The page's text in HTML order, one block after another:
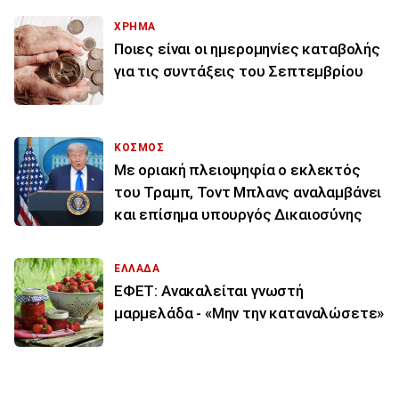
ΧΡΗΜΑ
Ποιες είναι οι ημερομηνίες καταβολής
για τις συντάξεις του Σεπτεμβρίου
ΚΟΣΜΟΣ
Με οριακή πλειοψηφία ο εκλεκτός
του Τραμπ, Τοντ Μπλανς αναλαμβάνει
και επίσημα υπουργός Δικαιοσύνης
ΕΛΛΑΔΑ
ΕΦΕΤ: Ανακαλείται γνωστή
μαρμελάδα - «Μην την καταναλώσετε»